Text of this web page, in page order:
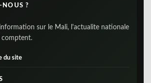
NOUS ?
sur le Mali, l'actualite nationale
comptent.
du site